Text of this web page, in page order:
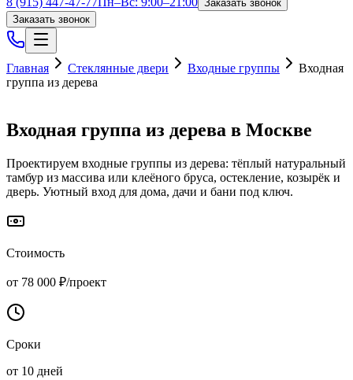
Заказать звонок
Заказать звонок
Главная Стеклянные двери Входные группы
Входная
группа из дерева
Входная группа из дерева в Москве
Проектируем входные группы из дерева: тёплый натуральный
тамбур из массива или клеёного бруса, остекление, козырёк и
дверь. Уютный вход для дома, дачи и бани под ключ.
Стоимость
от 78 000 ₽/проект
Сроки
от 10 дней